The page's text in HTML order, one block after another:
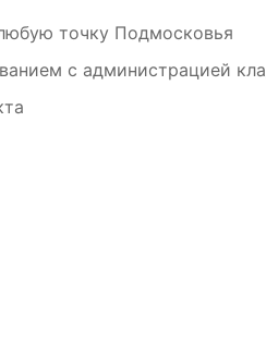
точку Подмосковья
с администрацией